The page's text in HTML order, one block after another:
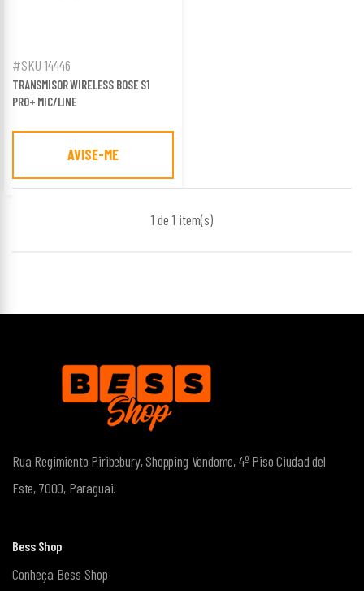
#SKU 14446
TRANSMISOR WIRELESS BOSE S1
PRO+ MIC/LINE
AVISE-ME
1 de 1 item(s)
Rua Regimiento Piribebury, Shopping Vendome, 4º PisoCiudad del
Este, 7000, Paraguai.
Bess Shop
Conheça Bess Shop